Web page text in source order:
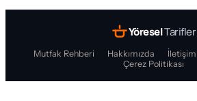
YöreselTarifler
Mutfak Rehberi Hakkımızda İletişim
Çerez Politikası